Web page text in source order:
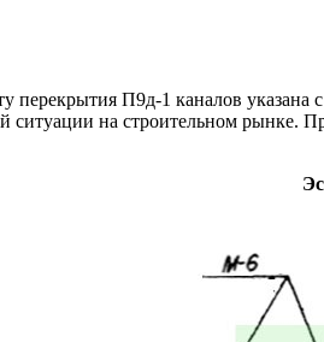
П9д-1 каналов
ситуации на строительном рынке.